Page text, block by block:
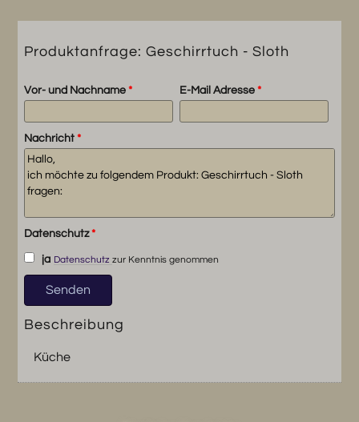
Produktanfrage: Geschirrtuch - Sloth
Vor- und Nachname* E-Mail Adresse *
Nachricht*
Datenschutz*
ja Datenschutz zur Kenntnis genommen
Beschreibung
Küche